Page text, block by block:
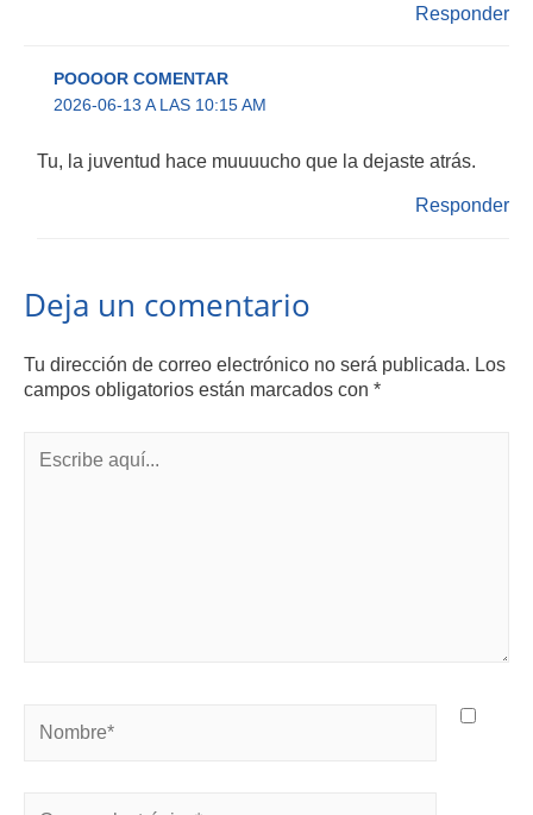
Responder
POOOOR COMENTAR
2026-06-13 A LAS 10:15 AM
Tu, la juventud hace muuuucho que la dejaste atrás.
Responder
Deja un comentario
Tu dirección de correo electrónico no será publicada. Los
campos obligatorios están marcados con *